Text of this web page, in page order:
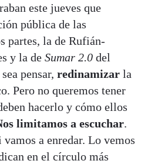
este jueves que
pública de las
partes, la de Rufián-
y la de Sumar 2.0 del
pensar, redinamizar la
Pero no queremos tener
hacerlo y cómo ellos
limitamos a escuchar.
a enredar. Lo vemos
en el círculo más